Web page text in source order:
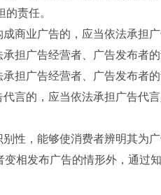
责任。
业广告的，应当依法承担广
广告经营者、广告发布者的
广告经营者、广告发布者的
的，应当依法承担广告代言
，能够使消费者辨明其为
相发布广告的情形外，通过